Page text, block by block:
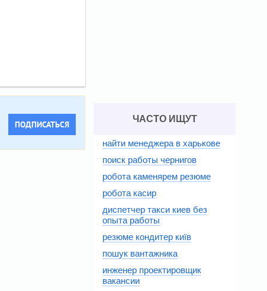
ПОДПИСАТЬСЯ
ЧАСТО ИЩУТ
найти менеджера в харькове
поиск работы чернигов
робота каменярем резюме
робота касир
диспетчер такси киев без
опыта работы
резюме кондитер київ
пошук вантажника
инженер проектировщик
вакансии